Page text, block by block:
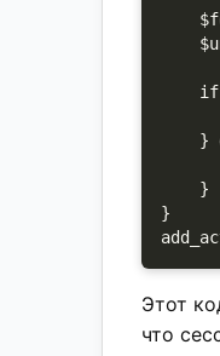
}
Этот
что